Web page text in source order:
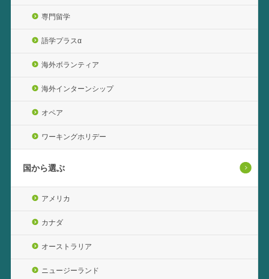
専門留学
語学プラスα
海外ボランティア
海外インターンシップ
オペア
ワーキングホリデー
国から選ぶ
アメリカ
カナダ
オーストラリア
ニュージーランド